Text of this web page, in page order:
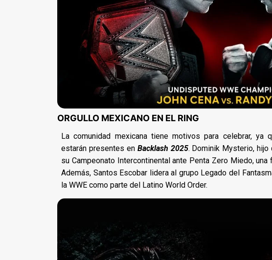
ORGULLO MEXICANO EN EL RING
La comunidad mexicana tiene motivos para celebrar, ya
estarán presentes en Backlash 2025. Dominik Mysterio,
su Campeonato Intercontinental ante Penta Zero Miedo,
Además, Santos Escobar lidera al grupo Legado del
la WWE como parte del Latino World Order.